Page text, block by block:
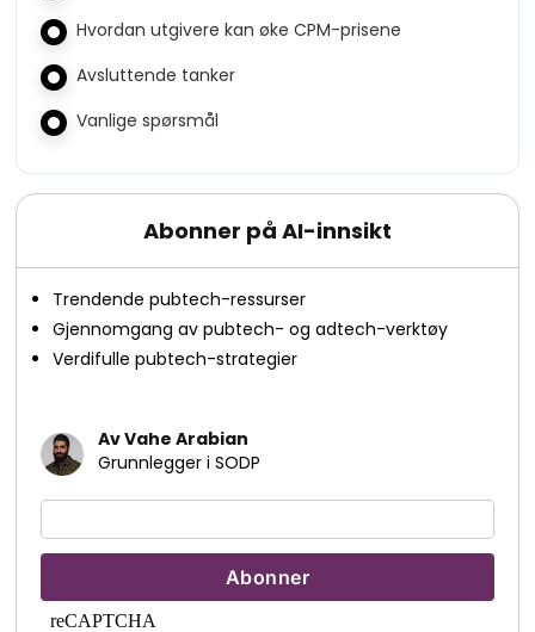
Hvordan utgivere kan øke CPM-prisene
Avsluttende tanker
Vanlige spørsmål
Abonner på AI-innsikt
Trendende pubtech-ressurser
Gjennomgang av pubtech- og adtech-verktøy
Verdifulle pubtech-strategier
Av Vahe Arabian
Grunnlegger i SODP